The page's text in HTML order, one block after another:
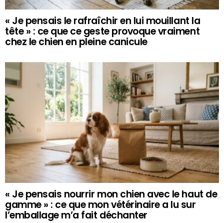
« Je pensais le rafraîchir en lui mouillant la
tête » : ce que ce geste provoque vraiment
chez le chien en pleine canicule
« Je pensais nourrir mon chien avec le haut de
gamme » : ce que mon vétérinaire a lu sur
l’emballage m’a fait déchanter